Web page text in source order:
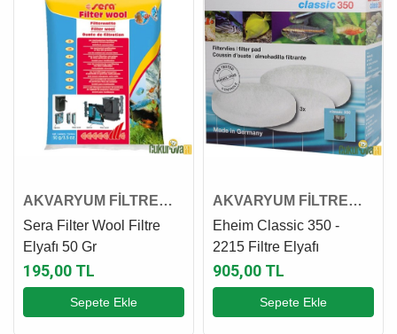
AKVARYUM FİLTRE
ELYAFI
Sera Filter Wool Filtre
Elyafı 50 Gr
195,00 TL
Sepete Ekle
AKVARYUM FİLTRE
ELYAFI
Eheim Classic 350 -
2215 Filtre Elyafı
905,00 TL
Sepete Ekle